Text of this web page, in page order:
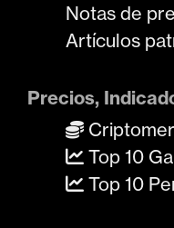
Notas de
Artículos
Precios,
Top 10
Top 10